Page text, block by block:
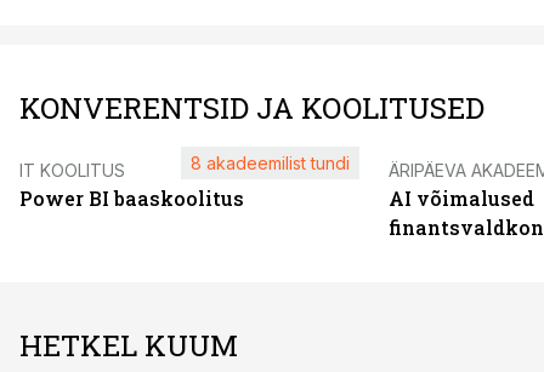
KONVERENTSID JA KOOLITUSED
IT KOOLITUS
Power BI baaskoolitus
8 akadeemilist tundi ÄRIPÄEVA
AI võimalused
HETKEL KUUM